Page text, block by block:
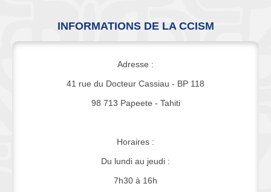
INFORMATIONS DE LA CCISM
Adresse :
41 rue du Docteur Cassiau - BP 118
98 713 Papeete - Tahiti
Horaires :
Du lundi au jeudi :
7h30 à 16h